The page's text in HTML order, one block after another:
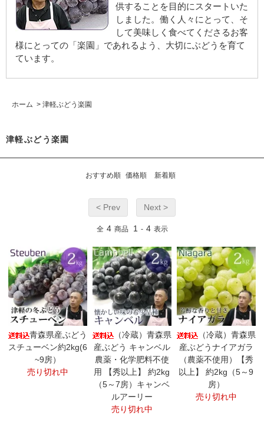
供することを目的にスタートいた
しました。働く人々にとって、そ
して美味しく食べてくださるお客
様にとっての「楽園」であれるよう、大切にぶどうを育て
ています。
ホーム > 津軽ぶどう楽園
津軽ぶどう楽園
おすすめ順 価格順 新着順
< Prev Next >
全 4 商品 1 - 4 表示
青森県産ぶどう
スチューベン約2kg(6
~9房）
売り切れ中
（冷蔵）青森県
産ぶどう キャンベル
農薬・化学肥料不使
用 【秀以上】 約2kg
（5～7房）キャンベ
ルアーリー
売り切れ中
（冷蔵）青森県
産ぶどうナイアガラ
（農薬不使用）【秀
以上】 約2kg（5～9
房）
売り切れ中